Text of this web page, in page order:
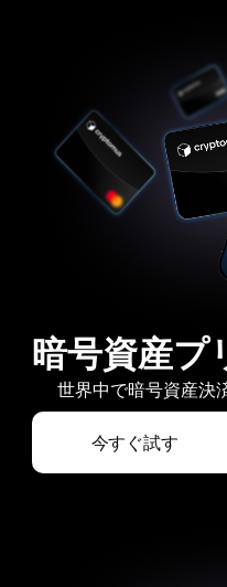
暗号資産プ
世界中で暗号資産決
今すぐ試す